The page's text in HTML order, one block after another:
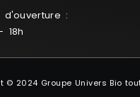
d'ouverture :
18h
© 2024 Groupe Univers Bio